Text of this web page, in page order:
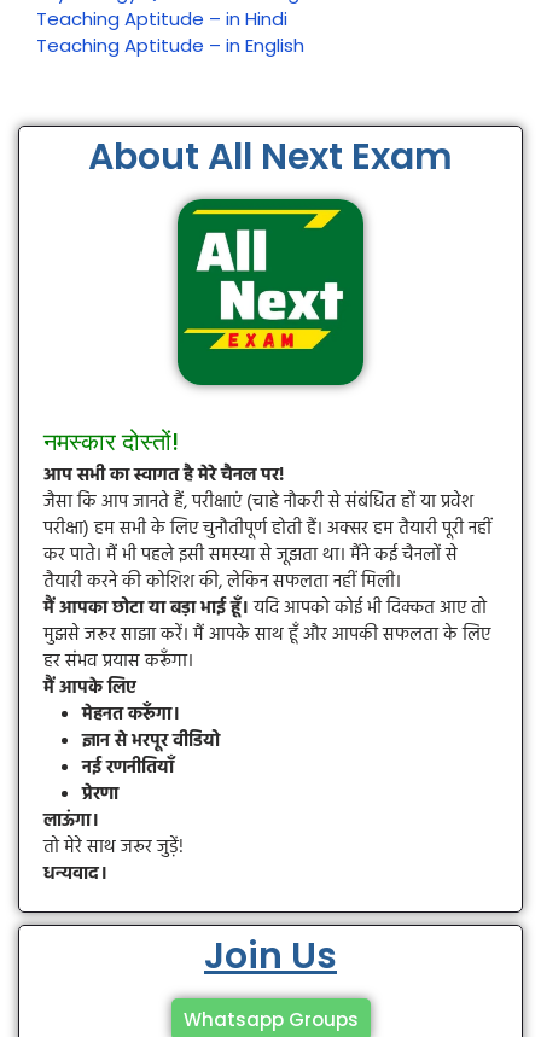
Teaching Aptitude – in Hindi
Teaching Aptitude – in English
About All Next Exam
नमस्कार दोस्तों!
आप सभी का स्वागत है मेरे चैनल पर!
जैसा कि आप जानते हैं, परीक्षाएं (चाहे नौकरी से संबंधित हों या प्रवेश
परीक्षा) हम सभी के लिए चुनौतीपूर्ण होती हैं। अक्सर हम तैयारी पूरी नहीं
कर पाते। मैं भी पहले इसी समस्या से जूझता था। मैंने कई चैनलों से
तैयारी करने की कोशिश की, लेकिन सफलता नहीं मिली।
मैं आपका छोटा या बड़ा भाई हूँ।यदि आपको कोई भी दिक्कत आए तो
मुझसे जरूर साझा करें। मैं आपके साथ हूँ और आपकी सफलता के लिए
हर संभव प्रयास करूँगा।
मैं आपके लिए
मेहनत करूँगा।
ज्ञान से भरपूर वीडियो
नई रणनीतियाँ
प्रेरणा
लाऊंगा।
तो मेरे साथ जरूर जुड़ें!
धन्यवाद।
Join Us
Whatsapp Groups